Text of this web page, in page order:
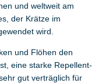
und weltweit am
der Krätze im
wird.
und Flöhen den
eine starke Repellent-
gut verträglich für